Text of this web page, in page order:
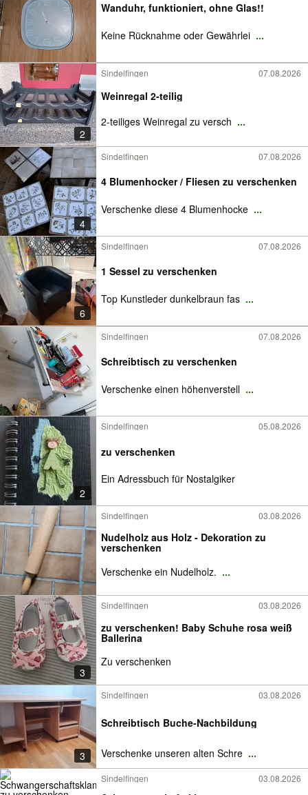
Wanduhr, funktioniert, ohne Glas!!
Keine Rücknahme oder Gewährlei ...
2
Sindelfingen 07.08.2026
Weinregal 2-teilig
2-teiliges Weinregal zu versch ...
4
Sindelfingen 07.08.2026
4 Blumenhocker / Fliesen zu verschenken
Verschenke diese 4 Blumenhocke ...
6
Sindelfingen 07.08.2026
1 Sessel zu verschenken
Top Kunstleder dunkelbraun fas ...
Sindelfingen 07.08.2026
Schreibtisch zu verschenken
Verschenke einen höhenverstell ...
2
Sindelfingen 05.08.2026
zu verschenken
Ein Adressbuch für Nostalgiker
Sindelfingen 03.08.2026
Nudelholz aus Holz - Dekoration zu
verschenken
Verschenke ein Nudelholz. ...
3
Sindelfingen 03.08.2026
zu verschenken! Baby Schuhe rosa weiß
Ballerina
Zu verschenken
3
Sindelfingen 03.08.2026
Schreibtisch Buche-Nachbildung
Verschenke unseren alten Schre ...
Sindelfingen 03.08.2026